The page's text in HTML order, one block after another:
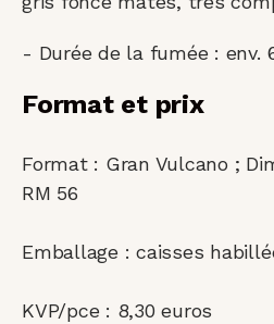
- Durée de la fumée : env.
Format et prix
Format : Gran Vulcano ;
RM 56
Emballage : caisses
KVP/pce : 8,30 euros